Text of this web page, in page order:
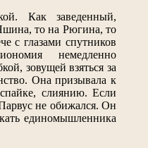
Как заведенный,
то на Рюгина, то
с глазами спутников
немедленно
зовущей взяться за
Она призывала к
слиянию. Если
не обижался. Он
единомышленника